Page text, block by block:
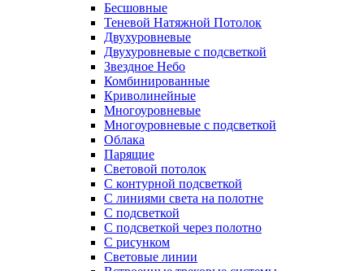
Бесшовные
Теневой Натяжной Потолок
Двухуровневые
Двухуровневые с подсветкой
Звездное Небо
Комбинированные
Криволинейные
Многоуровневые
Многоуровневые с подсветкой
Облака
Парящие
Световой потолок
С контурной подсветкой
С линиями света на полотне
С подсветкой
С подсветкой через полотно
С рисунком
Световые линии